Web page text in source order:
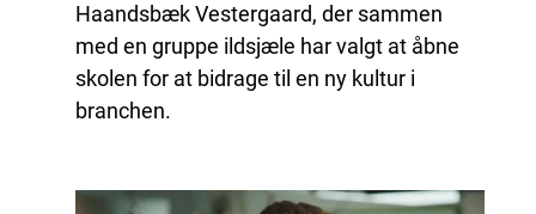
Haandsbæk Vestergaard, der sammen
med en gruppe ildsjæle har valgt at åbne
skolen for at bidrage til en ny kultur i
branchen.